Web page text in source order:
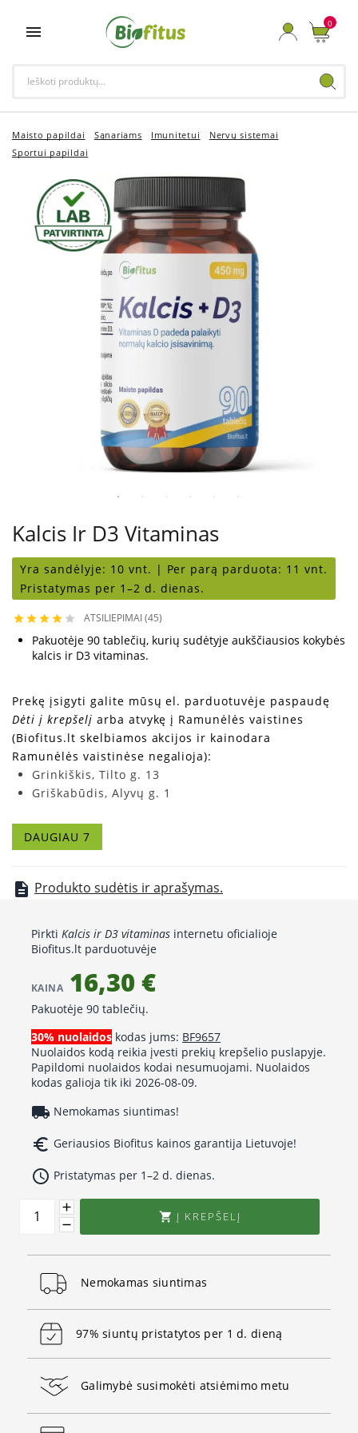
 0
Maisto papildai Sąnariams Imunitetui
Nervų sistemai
Sportui papildai
Kalcis Ir D3 Vitaminas
Yra sandėlyje: 10 vnt. | Per parą parduota: 11 vnt.
Pristatymas per 1–2 d. dienas.
     ATSILIEPIMAI (45)
Pakuotėje 90 tablečių, kurių sudėtyje aukščiausios kokybės
kalcis ir D3 vitaminas.
Prekę įsigyti galite mūsų el. parduotuvėje paspaudę
Dėti į krepšelį arba atvykę į Ramunėlės vaistines
(Biofitus.lt skelbiamos akcijos ir kainodara
Ramunėlės vaistinėse negalioja):
Grinkiškis, Tilto g. 13
Griškabūdis, Alyvų g. 1
Klaipėda, Mokyklos g. 13
Šakiai, V. Kudirkos g. 48
Vilnius, Žolyno g. 2A
DAUGIAU 7
description Produkto sudėtis ir aprašymas.
Pirkti Kalcis ir D3 vitaminas internetu oficialioje
Biofitus.lt parduotuvėje
KAINA 16,30 €
Pakuotėje 90 tablečių.
30% nuolaidos kodas jums: BF9657
Nuolaidos kodą reikia įvesti prekių krepšelio puslapyje.
Papildomi nuolaidos kodai nesumuojami. Nuolaidos
kodas galioja tik iki 2026-08-09.
local_shipping Nemokamas siuntimas!
euro_symbol Geriausios Biofitus kainos garantija Lietuvoje!
access_time Pristatymas per 1–2 d. dienas.
 Į KREPŠELĮ
Nemokamas siuntimas
97% siuntų pristatytos per 1 d. dieną
Galimybė susimokėti atsiėmimo metu